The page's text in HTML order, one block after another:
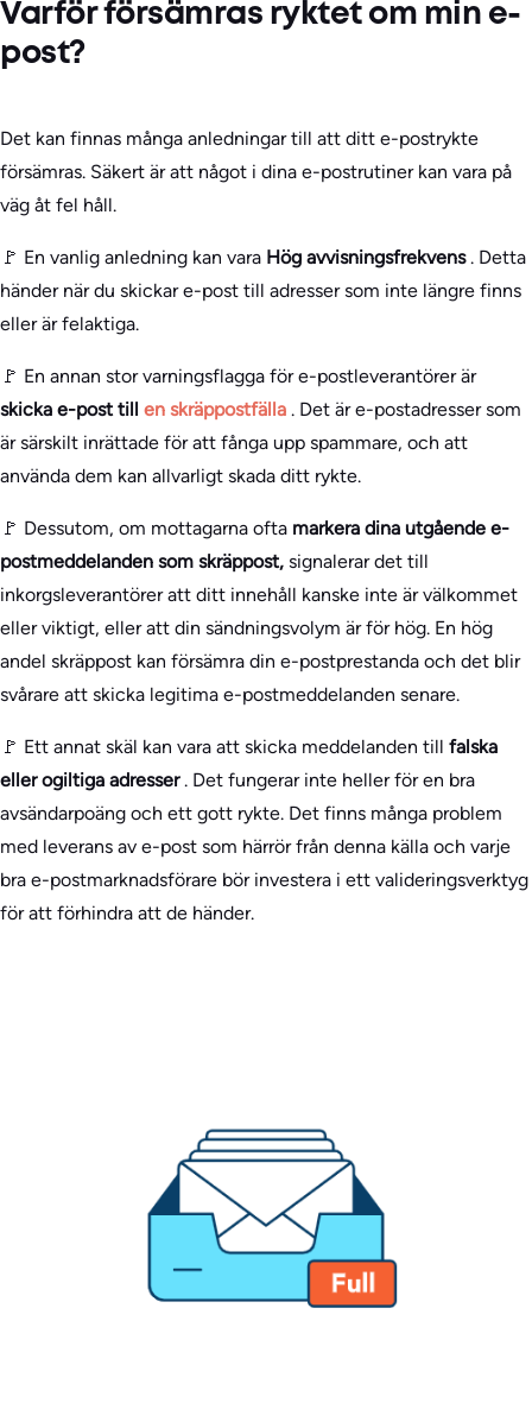
Varför försämras ryktet om min e-
post?
Det kan finnas många anledningar till att ditt e-postrykte
försämras. Säkert är att något i dina e-postrutiner kan vara på
väg åt fel håll.
🚩 En vanlig anledning kan vara Hög avvisningsfrekvens. Detta
händer när du skickar e-post till adresser som inte längre finns
eller är felaktiga.
🚩 En annan stor varningsflagga för e-postleverantörer är
skicka e-post till en skräppostfälla . Det är e-postadresser som
är särskilt inrättade för att fånga upp spammare, och att
använda dem kan allvarligt skada ditt rykte.
🚩 Dessutom, om mottagarna ofta markera dina utgående e-
postmeddelanden som skräppost, signalerar det till
inkorgsleverantörer att ditt innehåll kanske inte är välkommet
eller viktigt, eller att din sändningsvolym är för hög. En hög
andel skräppost kan försämra din e-postprestanda och det blir
svårare att skicka legitima e-postmeddelanden senare.
🚩 Ett annat skäl kan vara att skicka meddelanden till falska
eller ogiltiga adresser. Det fungerar inte heller för en bra
avsändarpoäng och ett gott rykte. Det finns många problem
med leverans av e-post som härrör från denna källa och varje
bra e-postmarknadsförare bör investera i ett valideringsverktyg
för att förhindra att de händer.